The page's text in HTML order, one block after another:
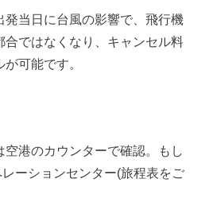
発当日に台風の影響で、飛行機
合ではなくなり、キャンセル料
可能です。
港のカウンターで確認。もし
ーションセンター(旅程表をご